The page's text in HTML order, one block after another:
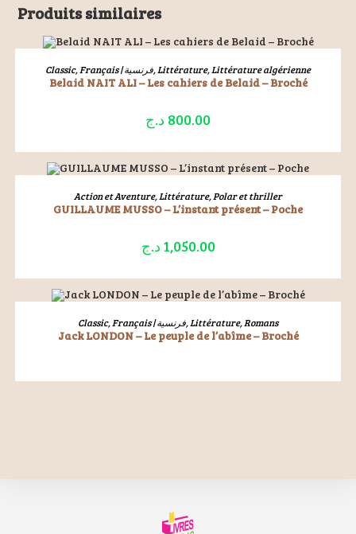
Produits similaires
LIRE LA SUITE
Classic, Français | فرنسية,Littérature,Littérature algérienne
Belaid NAIT ALI – Les cahiers de Belaid – Broché
800.00 د.ج
LIRE LA SUITE
Action et Aventure,Littérature,Polar et thriller
GUILLAUME MUSSO – L’instant présent – Poche
1,050.00 د.ج
LIRE LA SUITE
Classic, Français | فرنسية,Littérature,Romans
Jack LONDON – Le peuple de l’abîme – Broché